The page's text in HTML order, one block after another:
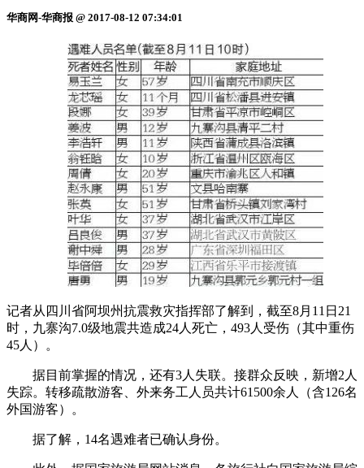
华商网-华商报 @ 2017-08-12 07:34:01
记者从四川省阿坝州抗震救灾指挥部了解到，截至8月11日21
时，九寨沟7.0级地震共造成24人死亡，493人受伤（其中重伤
45人）。
据目前掌握的情况，还有3人失联。接群众反映，新增2人
失踪。转移疏散游客、外来务工人员共计61500余人（含126名
外国游客）。
据了解，14名遇难者已确认身份。